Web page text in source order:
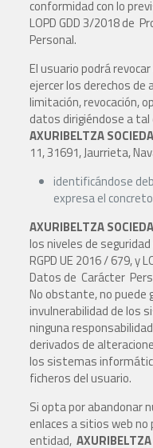
conformidad con lo
LOPD GDD 3/2018 de
Personal.
El usuario podrá
ejercer los derechos de
limitación, revocación,
datos dirigiéndose a
AXURIBELTZA
11, 31691, Jaurrieta,
identificándose
expresa el
AXURIBELTZA
los niveles de
RGPD UE 2016 / 679, y
Datos de Carácter
No obstante, no
invulnerabilidad de los
ninguna
derivados de
los sistemas
ficheros del usuario.
Si opta por abandonar
enlaces a sitios web
entidad, AXURIBELTZA